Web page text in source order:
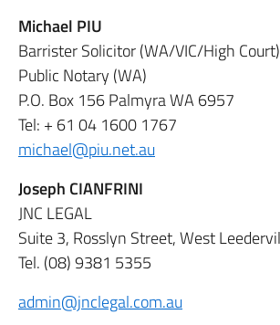
Michael PIU
Barrister Solicitor (WA/VIC/High Court)
Public Notary (WA)
P.O. Box 156 Palmyra WA 6957
Tel: + 61 04 1600 1767
michael@piu.net.au
Joseph CIANFRINI
JNC LEGAL
Suite 3, Rosslyn Street, West
Tel. (08) 9381 5355
admin@jnclegal.com.au